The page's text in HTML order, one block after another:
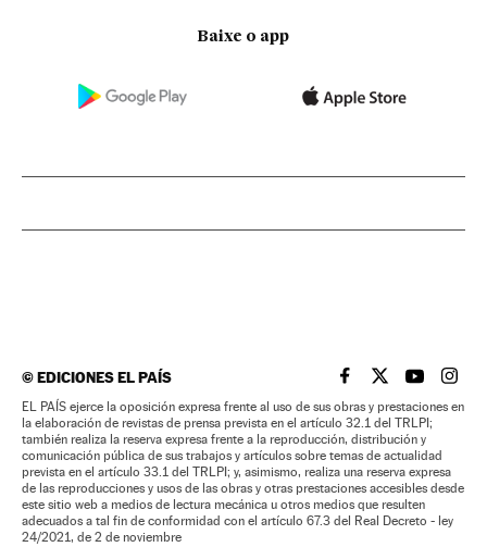
Baixe o app
©EDICIONES EL PAÍS EL PAÍS BRASIL EN
EL PAÍSEL PAÍS
EL
EL PAÍS ejerce la oposición expresa frente al uso de sus obras y prestaciones en
la elaboración de revistas de prensa prevista en el artículo 32.1 del TRLPI;
también realiza la reserva expresa frente a la reproducción, distribución y
comunicación pública de sus trabajos y artículos sobre temas de actualidad
prevista en el artículo 33.1 del TRLPI; y, asimismo, realiza una reserva expresa
de las reproducciones y usos de las obras y otras prestaciones accesibles desde
este sitio web a medios de lectura mecánica u otros medios que resulten
adecuados a tal fin de conformidad con el artículo 67.3 del Real Decreto - ley
24/2021, de 2 de noviembre